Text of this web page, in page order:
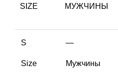
SIZE МУЖЧИНЫ
S
Size
—
Мужчины